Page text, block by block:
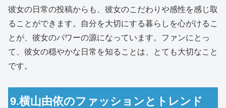
彼女の日常の投稿からも、彼女のこだわりや感性を感じ取
ることができます。自分を大切にする暮らしを心がけるこ
とが、彼女のパワーの源になっています。ファンにとっ
て、彼女の穏やかな日常を知ることは、とても大切なこと
です。
9.横山由依のファッションとトレンド